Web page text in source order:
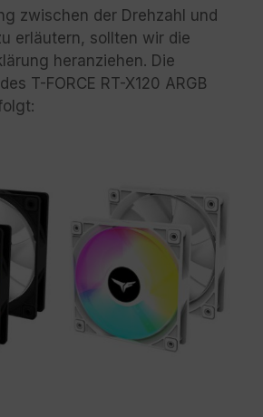
zwischen der Drehzahl und
erläutern, sollten wir die
heranziehen. Die
T-FORCE RT-X120 ARGB